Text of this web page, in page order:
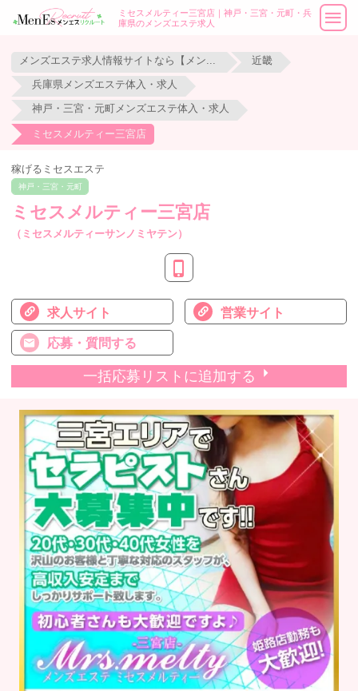
ミセスメルティー三宮店｜神戸・三宮・元町・兵
庫県のメンズエステ求人
近畿
兵庫県メンズエステ体入・求人
神戸・三宮・元町メンズエステ体入・求人
ミセスメルティー三宮店
稼げるミセスエステ
神戸・三宮・元町
ミセスメルティー三宮店
（ミセスメルティーサンノミヤテン）
求人サイト 営業サイト
応募・質問する
一括応募リストに追加する